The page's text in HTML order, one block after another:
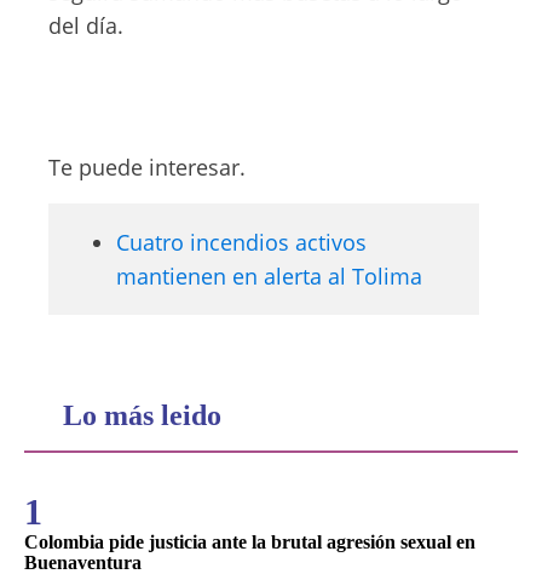
del día.
Te puede interesar.
Cuatro incendios activos
mantienen en alerta al Tolima
Lo más leido
1
Colombia pide justicia ante la brutal agresión sexual en
Buenaventura